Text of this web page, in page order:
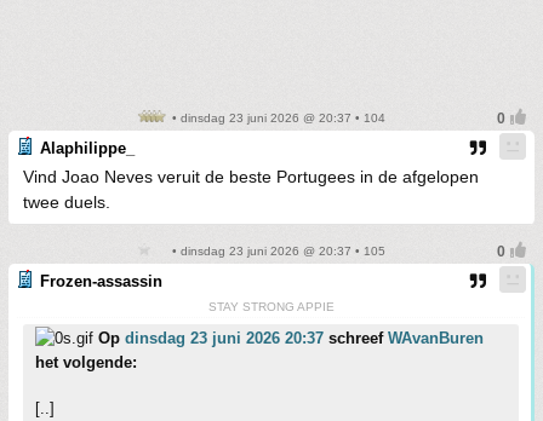
• dinsdag 23 juni 2026 @ 20:37 • 104
Alaphilippe_
Vind Joao Neves veruit de beste Portugees in de afgelopen
twee duels.
• dinsdag 23 juni 2026 @ 20:37 • 105
Frozen-assassin
STAY STRONG APPIE
Op dinsdag 23 juni 2026 20:37 schreef WAvanBuren
het volgende:
[..]